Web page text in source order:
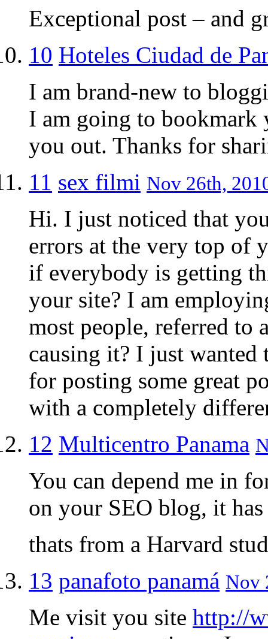
Exceptional post – and
10 Hoteles Ciudad de
I am brand-new to
I am going to bookmark
you out. Thanks for
11 sex filmi Nov 26th,
Hi. I just noticed that
errors at the very top of
if everybody is getting
your site? I am
most people, referred to
causing it? I just wanted
for posting some great
with a completely
12 Multicentro Panama
You can depend me in
on your SEO blog, it
thats from a Harvard
13 panafoto panamá Nov
Me visit you site http://